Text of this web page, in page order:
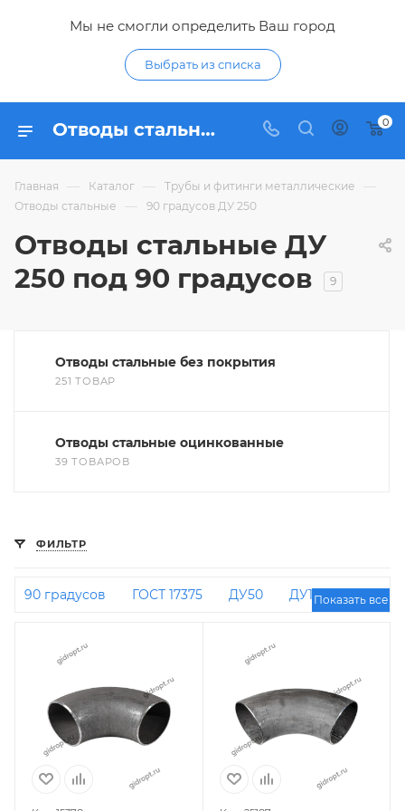
Мы не смогли определить Ваш город
Выбрать из списка
Отводы стальные ДУ 250 под 90 градусов - купить отвод ДУ250 из стали 90 градусов по низким ценам в интернет-магазине Гидропромтехника в Курске 0
Главная — Каталог — Трубы и фитинги металлические —
Отводы стальные — 90 градусов ДУ 250
Отводы стальные ДУ
250 под 90 градусов
9
Отводы стальные без покрытия
251 ТОВАР
Отводы стальные оцинкованные
39 ТОВАРОВ
ФИЛЬТР
90 градусов ГОСТ 17375 ДУ50
ДУ100
Крутоизогнутые
45 градусов ДУ 50
90 градусов ДУ 20
108 мм
90 градусов ДУ 100
90 градусов ДУ 32
ДУ150
90 градусов ДУ 50
90 градусов
108х4
90 градусов ДУ 125 Приварные
градусов ДУ 25
ДУ80 57 мм
90
Показать все